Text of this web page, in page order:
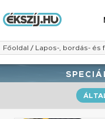
Főoldal / Lapos-, bordás- és